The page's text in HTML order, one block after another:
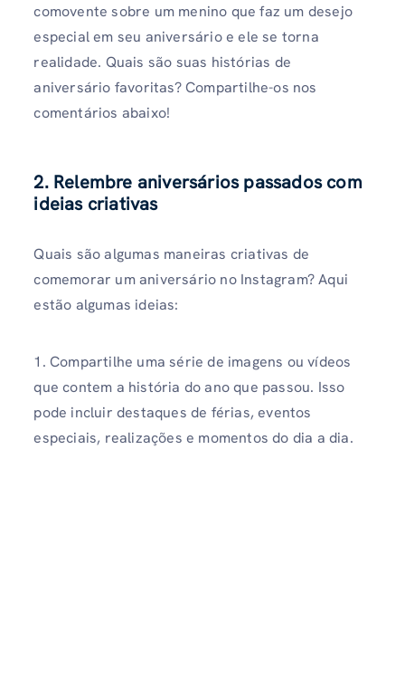
comovente sobre um menino que faz um desejo
especial em seu aniversário e ele se torna
realidade. Quais são suas histórias de
aniversário favoritas? Compartilhe-os nos
comentários abaixo!
2. Relembre aniversários passados ​​com
ideias criativas
Quais são algumas maneiras criativas de
comemorar um aniversário no Instagram? Aqui
estão algumas ideias:
1. Compartilhe uma série de imagens ou vídeos
que contem a história do ano que passou. Isso
pode incluir destaques de férias, eventos
especiais, realizações e momentos do dia a dia.